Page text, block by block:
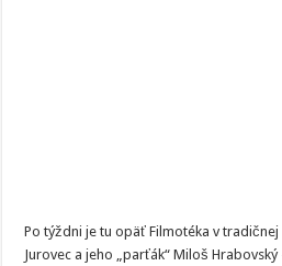
Po týždni je tu opäť Filmotéka v
Jurovec a jeho „parťák“ Miloš